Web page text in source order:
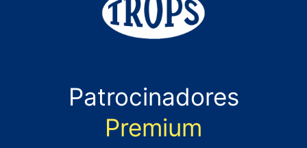
Patrocinadores
Premium